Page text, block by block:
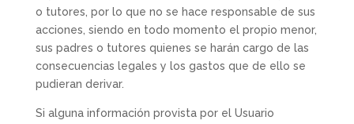
o tutores, por lo que no se hace responsable de sus
acciones, siendo en todo momento el propio menor,
sus padres o tutores quienes se harán cargo de las
consecuencias legales y los gastos que de ello se
pudieran derivar.
Si alguna información provista por el Usuario